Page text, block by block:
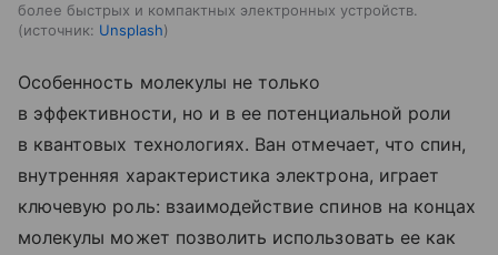
более быстрых и компактных электронных устройств.
источник: Unsplash
Особенность молекулы не только
в эффективности, но и в ее потенциальной роли
в квантовых технологиях. Ван отмечает, что спин,
внутренняя характеристика электрона, играет
ключевую роль: взаимодействие спинов на концах
молекулы может позволить использовать ее как